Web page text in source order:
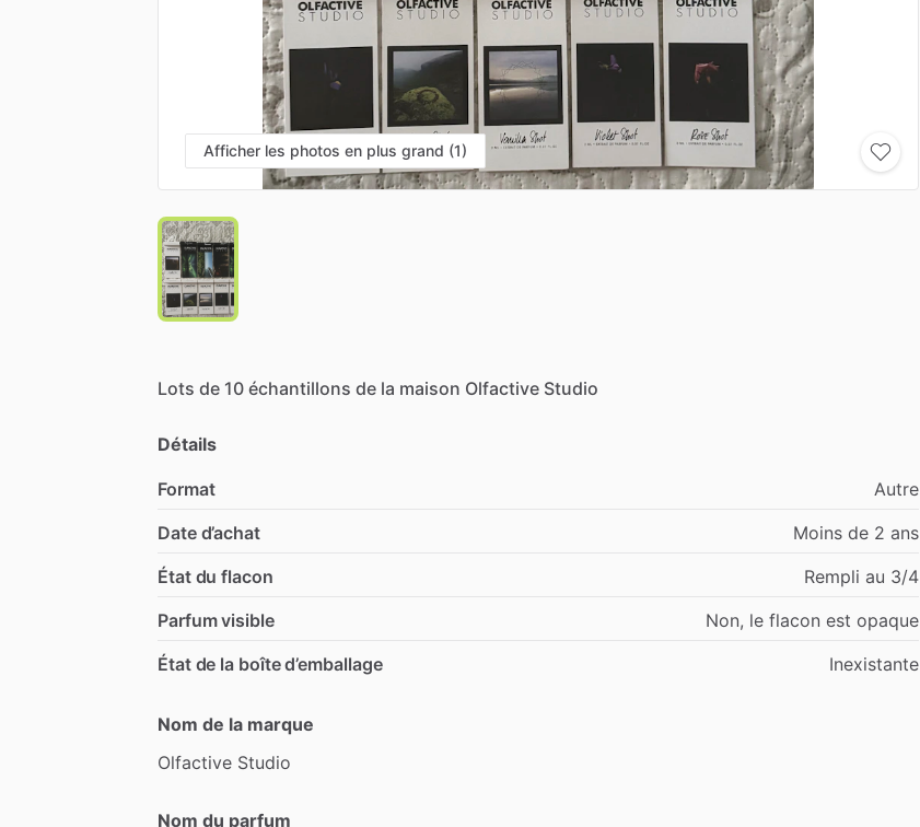
Afficher les photos en plus grand (1)
Lots de 10 échantillons de la maison Olfactive Studio
Détails
Format
Autre
Date d’achat
Moins de 2 ans
État du flacon
Rempli au 3/4
Parfum visible
Non, le flacon est opaque
État de la boîte d’emballage
Inexistante
Nom de la marque
Olfactive Studio
Nom du parfum